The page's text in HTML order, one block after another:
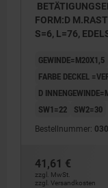
FORM:D
S=6, L=76,
GEWINDE=M20X1,5
FARBE DECKEL
D
SW1=22
SW2=30
Bestellnummer:
41,61 €
zzgl. MwSt.
zzgl. Versandkosten